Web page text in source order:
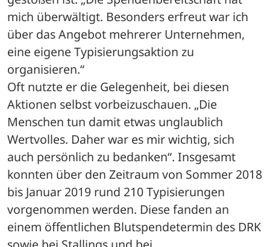
mich überwältigt. Besonders erfreut war ich
über das Angebot mehrerer Unternehmen,
eine eigene Typisierungsaktion zu
organisieren.“
Oft nutzte er die Gelegenheit, bei diesen
Aktionen selbst vorbeizuschauen. „Die
Menschen tun damit etwas unglaublich
Wertvolles. Daher war es mir wichtig, sich
auch persönlich zu bedanken“. Insgesamt
konnten über den Zeitraum von Sommer 2018
bis Januar 2019 rund 210 Typisierungen
vorgenommen werden. Diese fanden an
einem öffentlichen Blutspendetermin des DRK